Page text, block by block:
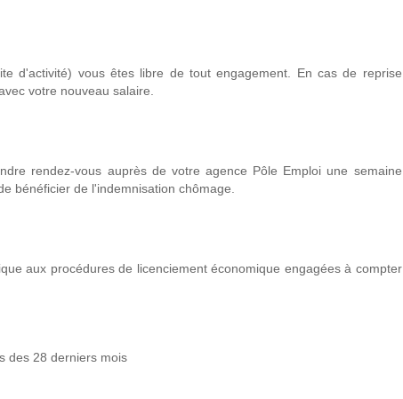
d'activité) vous êtes libre de tout engagement. En cas de reprise
votre nouveau salaire.
rendez-vous auprès de votre agence Pôle Emploi une semaine
bénéficier de l'indemnisation chômage.
aux procédures de licenciement économique engagées à compter
des 28 derniers mois